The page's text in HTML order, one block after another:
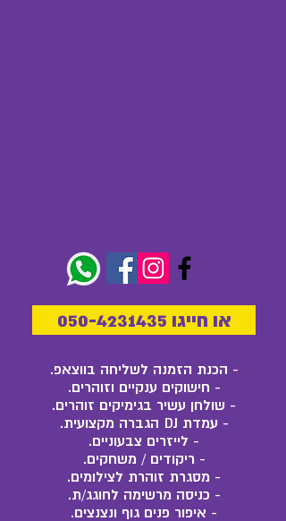
או חייגו 050-4231435
- הכנת הזמנה לשליחה בווצאפ.
- חישוקים ענקיים וזוהרים.
- שולחן עשיר בגימיקים זוהרים.
- עמדת DJ הגברה מקצועית.
- לייזרים צבעוניים.
- ריקודים / משחקים.
- מסגרת זוהרת לצילומים.
- כניסה מרשימה לחוגג/ת.
- איפור פנים גוף ונצנצים.